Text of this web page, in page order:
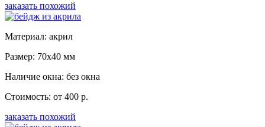
заказать похожий
Материал: акрил
Размер: 70x40 мм
Наличие окна: без окна
Стоимость: от 400 р.
заказать похожий